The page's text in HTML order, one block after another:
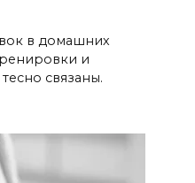
в домашних
и
связаны.